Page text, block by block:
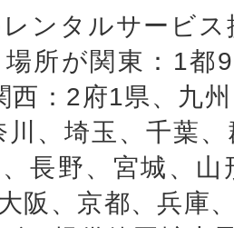
ンタルサービ
所が関東：1都
西：2府1県、九
川、埼玉、千葉
長野、宮城、
阪、京都、兵庫